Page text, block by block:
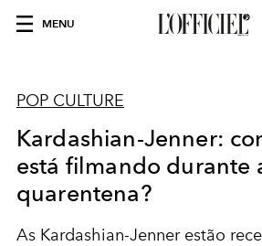
MENU
POP CULTURE
Kardashian-Jenner:
está filmando durante
quarentena?
As Kardashian-Jenner estão